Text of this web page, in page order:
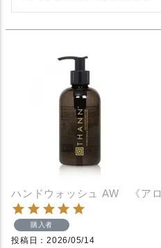
ハンドウォッシュ AW 《アロ
購入者
投稿日 2026/05/14